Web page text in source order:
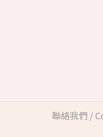
聯絡我們 /